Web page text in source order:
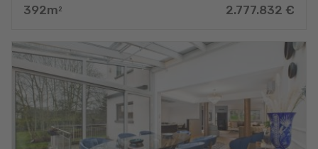
392m 2 2.777.832 €